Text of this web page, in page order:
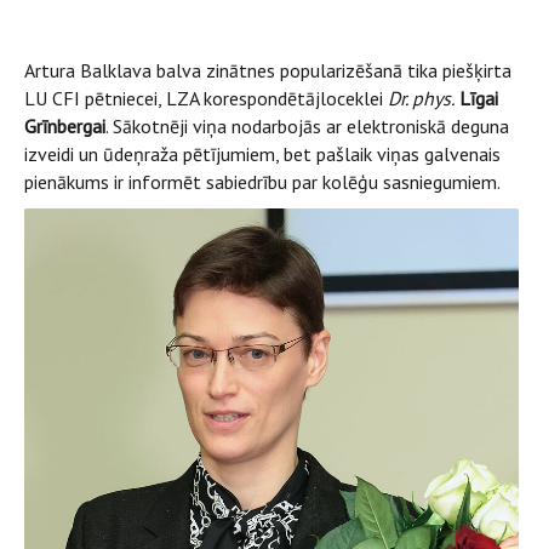
Artura Balklava balva zinātnes popularizēšanā tika piešķirta
LU CFI pētniecei, LZA korespondētājloceklei Dr.phys. Līgai
Grīnbergai. Sākotnēji viņa nodarbojās ar elektroniskā deguna
izveidi un ūdeņraža pētījumiem, bet pašlaik viņas galvenais
pienākums ir informēt sabiedrību par kolēģu sasniegumiem.